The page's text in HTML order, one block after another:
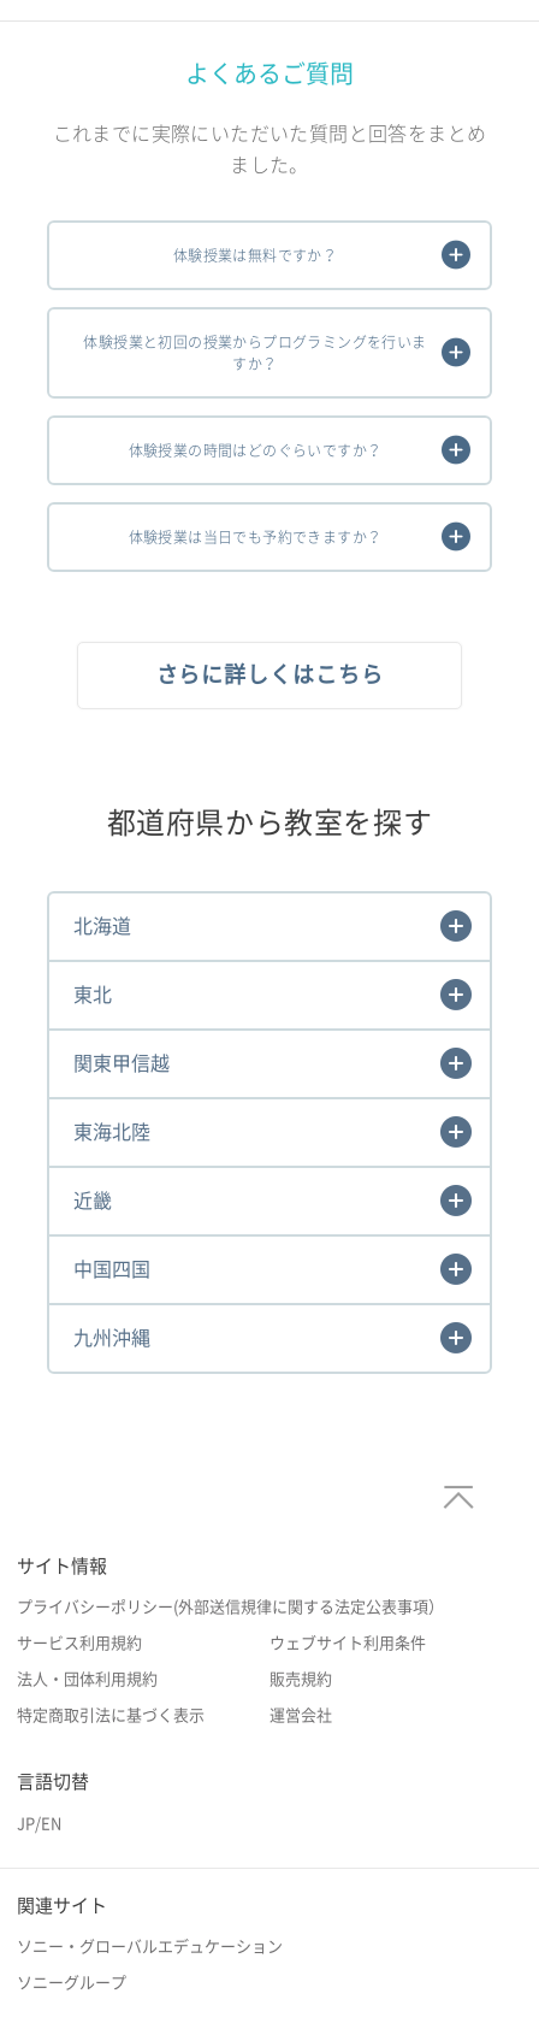
よくあるご質問
これまでに実際にいただいた質問と回答をまとめ
ました。
体験授業は無料ですか？
体験授業と初回の授業からプログラミングを行いま
すか？
体験授業の時間はどのぐらいですか？
体験授業は当日でも予約できますか？
さらに詳しくはこちら
都道府県から教室を探す
北海道
東北
関東甲信越
東海北陸
近畿
中国四国
九州沖縄
サイト情報
プライバシーポリシー(外部送信規律に関する法定公表事項）
サービス利用規約 ウェブサイト利用条件
法人・団体利用規約 販売規約
特定商取引法に基づく表示 運営会社
言語切替
JP/EN
関連サイト
ソニー・グローバルエデュケーション
ソニーグループ